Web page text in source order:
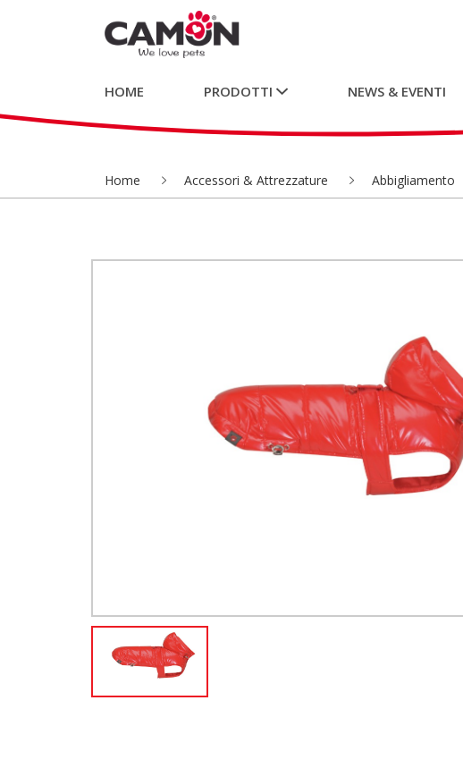
HOME PRODOTTI NEWS & EVENTI
Home Accessori & Attrezzature Abbigliamento